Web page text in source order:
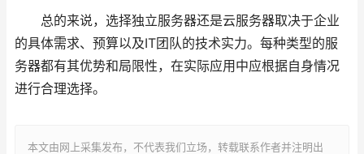
总的来说，选择独立服务器还是云服务器取决于企业
的具体需求、预算以及IT团队的技术实力。每种类型的服
务器都有其优势和局限性，在实际应用中应根据自身情况
进行合理选择。
本文由网上采集发布，不代表我们立场，转载联系作者并注明出